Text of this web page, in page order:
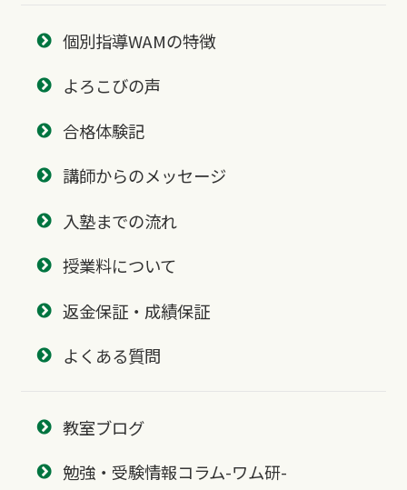
個別指導WAMの特徴
よろこびの声
合格体験記
講師からのメッセージ
入塾までの流れ
授業料について
返金保証・成績保証
よくある質問
教室ブログ
勉強・受験情報コラム-ワム研-